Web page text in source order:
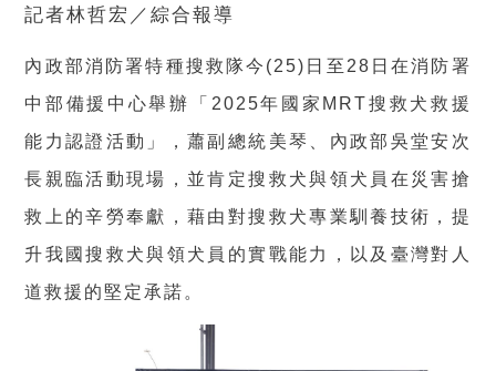
記者林哲宏／綜合報導
內政部消防署特種搜救隊今(25)日至28日在消防署
中部備援中心舉辦「2025年國家MRT搜救犬救援
能力認證活動」，蕭副總統美琴、內政部吳堂安次
長親臨活動現場，並肯定搜救犬與領犬員在災害搶
救上的辛勞奉獻，藉由對搜救犬專業馴養技術，提
升我國搜救犬與領犬員的實戰能力，以及臺灣對人
道救援的堅定承諾。